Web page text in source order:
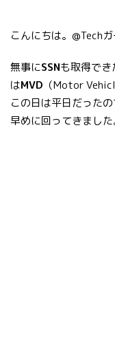
こんにちは。@Techガ
無事にSSNも取得で
はMVD （Motor
この日は平日だった
早めに回ってきました